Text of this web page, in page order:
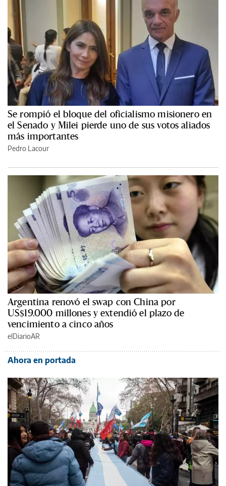
Se rompió el bloque del oficialismo misionero en
el Senado y Milei pierde uno de sus votos aliados
más importantes
Pedro Lacour
Argentina renovó el swap con China por
US$19.000 millones y extendió el plazo de
vencimiento a cinco años
elDiarioAR
Ahora en portada